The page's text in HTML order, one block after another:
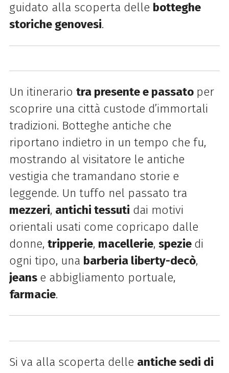
guidato alla scoperta delle botteghe
storiche genovesi.
Un itinerario tra presente e passato per
scoprire una città custode d’immortali
tradizioni. Botteghe antiche che
riportano indietro in un tempo che fu,
mostrando al visitatore le antiche
vestigia che tramandano storie e
leggende. Un tuffo nel passato tra
mezzeri, antichi tessuti dai motivi
orientali usati come copricapo dalle
donne, tripperie, macellerie, spezie di
ogni tipo, una barberia liberty-decò,
jeans e abbigliamento portuale,
farmacie.
Si va alla scoperta delle antiche sedi di